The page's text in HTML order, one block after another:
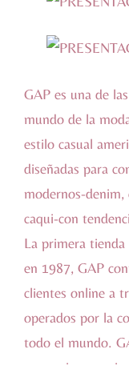
GAP es una de
mundo de la
estilo casual
diseñadas para
modernos-denim,
caqui-con
La primera
en 1987, GAP
clientes online a
operados por la
todo el mundo.